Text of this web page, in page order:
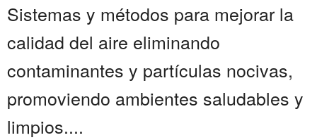
Sistemas y métodos para mejorar la
calidad del aire eliminando
contaminantes y partículas nocivas,
promoviendo ambientes saludables y
limpios....